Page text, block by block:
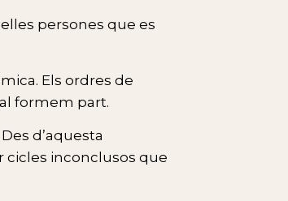
persones que es
Els ordres de
formem part.
d’aquesta
cicles inconclusos que